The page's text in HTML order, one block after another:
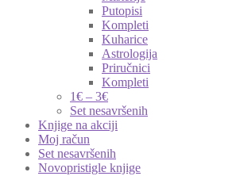
Putopisi
Kompleti
Kuharice
Astrologija
Priručnici
Kompleti
1€ – 3€
Set nesavršenih
Knjige na akciji
Moj račun
Set nesavršenih
Novopristigle knjige